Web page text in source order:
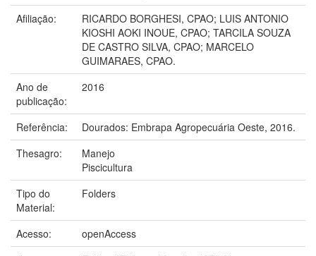
Afiliação:
RICARDO BORGHESI, CPAO; LUIS ANTONIO
KIOSHI AOKI INOUE, CPAO; TARCILA SOUZA
DE CASTRO SILVA, CPAO; MARCELO
GUIMARAES, CPAO.
Ano de
publicação:
2016
Referência:
Dourados: Embrapa Agropecuária Oeste, 2016.
Thesagro:
Manejo
Piscicultura
Tipo do
Material:
Folders
Acesso:
openAccess